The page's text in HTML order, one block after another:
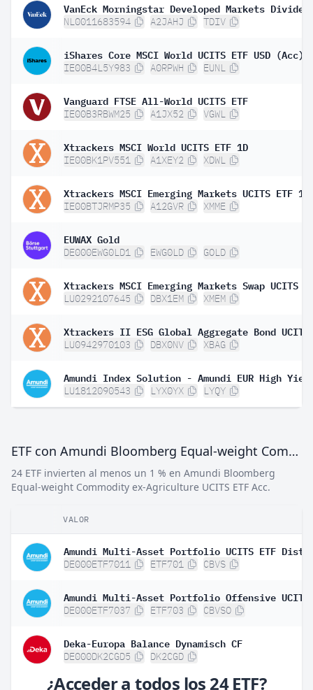
NL0011683594 A2JAHJ TDIV
iShares Core MSCI World UCITS ETF USD (Acc)
IE00B4L5Y983 A0RPWH EUNL
Vanguard FTSE All-World UCITS ETF
IE00B3RBWM25 A1JX52 VGWL
Xtrackers MSCI World UCITS ETF 1D
IE00BK1PV551 A1XEY2 XDWL
Xtrackers MSCI Emerging Markets UCITS ETF 1C
IE00BTJRMP35 A12GVR XMME
EUWAX Gold
DE000EWG0LD1 EWG0LD GOLD
LU0292107645 DBX1EM XMEM
LU0942970103 DBX0NV XBAG
LU1812090543 LYX0YX LYQY
ETF con Amundi Bloomberg Equal-weight Commodity ex-Agriculture UCITS ETF Acc
24 ETF invierten al menos un 1 % en Amundi Bloomberg
Equal-weight Commodity ex-Agriculture UCITS ETF Acc.
VALOR
Amundi Multi-Asset Portfolio UCITS ETF Dist
DE000ETF7011 ETF701 CBVS
DE000ETF7037 ETF703 CBVSO
Deka-Europa Balance Dynamisch CF
DE000DK2CGD5 DK2CGD
¿Acceder a todos los 24 ETF?